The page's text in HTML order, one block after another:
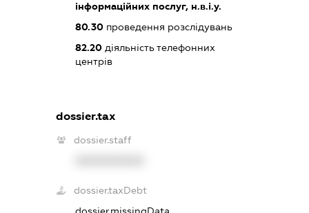
інформаційних послуг, н.в.і.у.
80.30 проведення розслідувань
82.20 діяльність телефонних
центрів
dossier.tax
dossier.staff
dossier.taxDebt
dossier.missingData